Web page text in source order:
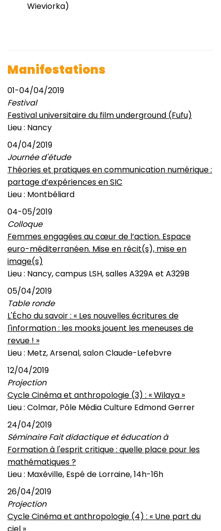
Wieviorka)
Manifestations
01-04/04/2019
Festival
Festival universitaire du film underground (Fufu)
Lieu : Nancy
04/04/2019
Journée d'étude
Théories et pratiques en communication numérique :
partage d’expériences en SIC
Lieu : Montbéliard
04-05/2019
Colloque
Femmes engagées au cœur de l’action. Espace
euro-méditerranéen. Mise en récit(s), mise en
image(s)
Lieu : Nancy, campus LSH, salles A329A et A329B
05/04/2019
Table ronde
L'Écho du savoir : « Les nouvelles écritures de
l'information : les mooks jouent les meneuses de
revue ! »
Lieu : Metz, Arsenal, salon Claude-Lefebvre
12/04/2019
Projection
Cycle Cinéma et anthropologie (3) : « Wilaya »
Lieu : Colmar, Pôle Média Culture Edmond Gerrer
24/04/2019
Séminaire Fait didactique et éducation à
Formation à l'esprit critique : quelle place pour les
mathématiques ?
Lieu : Maxéville, Espé de Lorraine, 14h-16h
26/04/2019
Projection
Cycle Cinéma et anthropologie (4) : « Une part du